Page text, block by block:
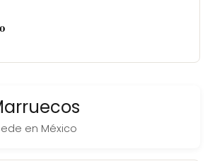
en México